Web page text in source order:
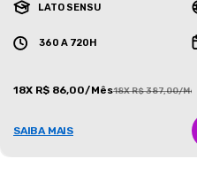
LATO SENSU
360 A 720H
18X R$ 86,00/Mês18X R$ 387,00/Mês
SAIBA MAIS